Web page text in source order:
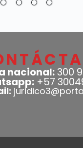
nacional:300
+57